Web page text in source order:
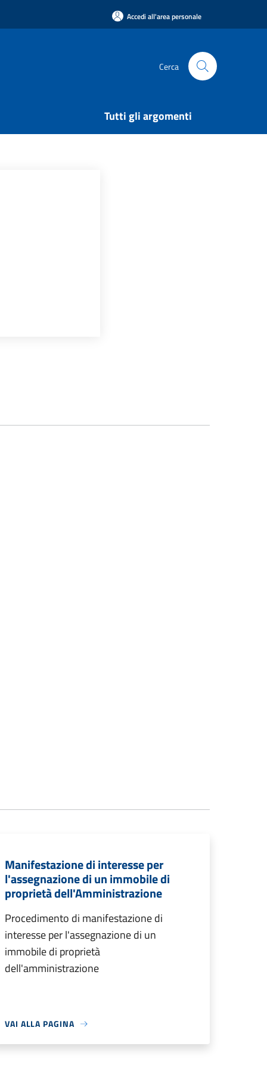
Accedi all'area personale
Cerca
Tutti gli argomenti
Manifestazione di interesse per
l'assegnazione di un immobile di
proprietà dell'Amministrazione
Procedimento di manifestazione di
interesse per l'assegnazione di un
immobile di proprietà
dell'amministrazione
VAI ALLA PAGINA